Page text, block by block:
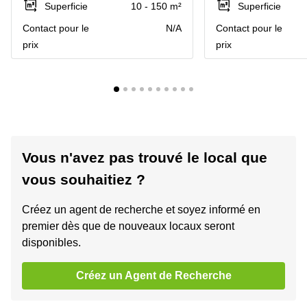
Superficie
10 - 150 m²
Contact pour le
prix
N/A
Superficie
Contact pour le
prix
Vous n'avez pas trouvé le local que
vous souhaitiez ?
Créez un agent de recherche et soyez informé en
premier dès que de nouveaux locaux seront
disponibles.
Créez un Agent de Recherche